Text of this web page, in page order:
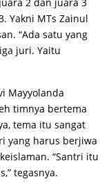
Yakni MTs Zainul
“Ada satu yang
juri. Yaitu
Mayyolanda
timnya bertema
tema itu sangat
yang harus berjiwa
“Santri itu
tegasnya.